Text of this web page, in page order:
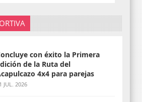
con éxito la Primera
de la Ruta del
4x4 para parejas
JUL. 2026